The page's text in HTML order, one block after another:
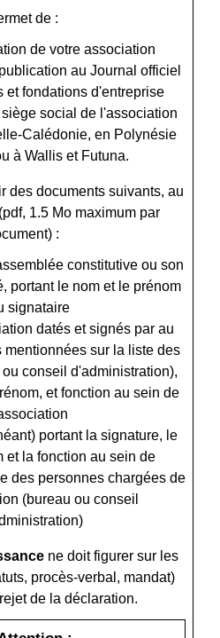
de :
de votre association
au Journal officiel
et fondations d'entreprise
social de l'association
Calédonie, en Polynésie
à Wallis et Futuna.
des documents suivants, au
1.5 Mo maximum par
:
constitutive ou son
portant le nom et le prénom
signataire
datés et signés par au
mentionnées sur la liste des
conseil d'administration),
et fonction au sein de
portant la signature, le
et la fonction au sein de
des personnes chargées de
(bureau ou conseil
ne doit figurer sur les
procès-verbal, mandat)
de la déclaration.